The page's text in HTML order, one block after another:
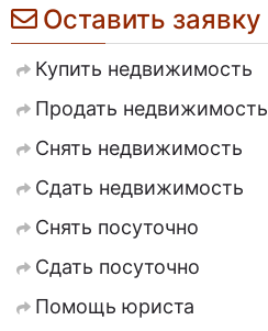
Оставить заявку
Купить недвижимость
Продать недвижимость
Снять недвижимость
Сдать недвижимость
Снять посуточно
Сдать посуточно
Помощь юриста